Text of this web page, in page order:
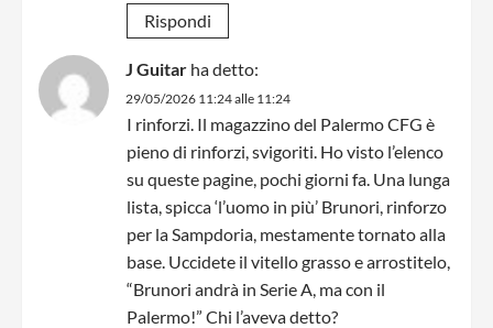
Rispondi
J Guitar ha detto:
29/05/2026 11:24 alle 11:24
I rinforzi. Il magazzino del Palermo CFG è
pieno di rinforzi, svigoriti. Ho visto l’elenco
su queste pagine, pochi giorni fa. Una lunga
lista, spicca ‘l’uomo in più’ Brunori, rinforzo
per la Sampdoria, mestamente tornato alla
base. Uccidete il vitello grasso e arrostitelo,
“Brunori andrà in Serie A, ma con il
Palermo!” Chi l’aveva detto?